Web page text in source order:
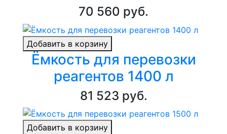
70 560 руб.
Добавить в корзину
Ёмкость для перевозки
реагентов 1400 л
81 523 руб.
Добавить в корзину